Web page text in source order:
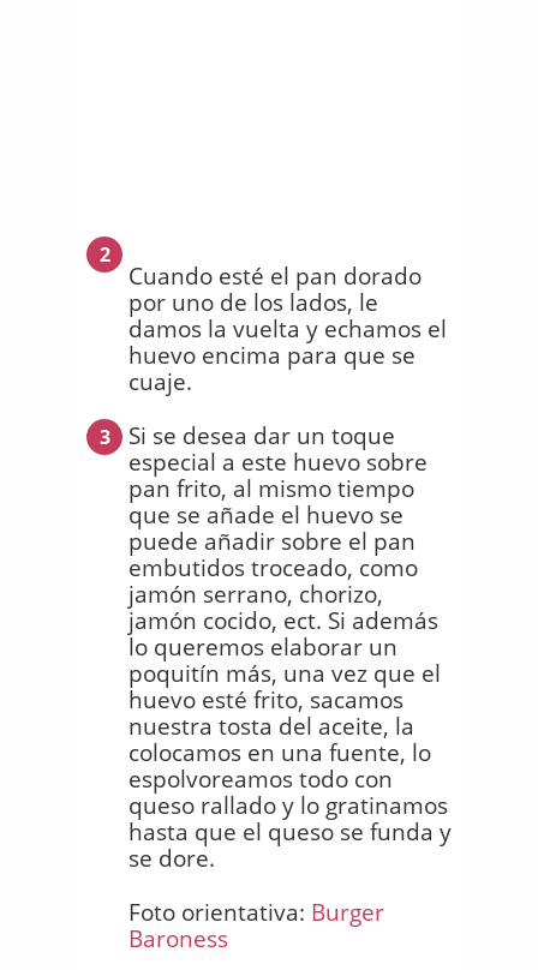
2
Cuando esté el pan dorado
por uno de los lados, le
damos la vuelta y echamos el
huevo encima para que se
cuaje.
3
Si se desea dar un toque
especial a este huevo sobre
pan frito, al mismo tiempo
que se añade el huevo se
puede añadir sobre el pan
embutidos troceado, como
jamón serrano, chorizo,
jamón cocido, ect. Si además
lo queremos elaborar un
poquitín más, una vez que el
huevo esté frito, sacamos
nuestra tosta del aceite, la
colocamos en una fuente, lo
espolvoreamos todo con
queso rallado y lo gratinamos
hasta que el queso se funda y
se dore.
Foto orientativa: Burger
Baroness